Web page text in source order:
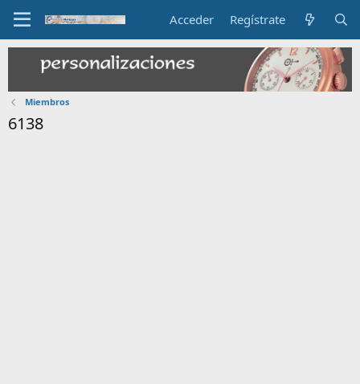
Acceder Regístrate
Miembros
6138